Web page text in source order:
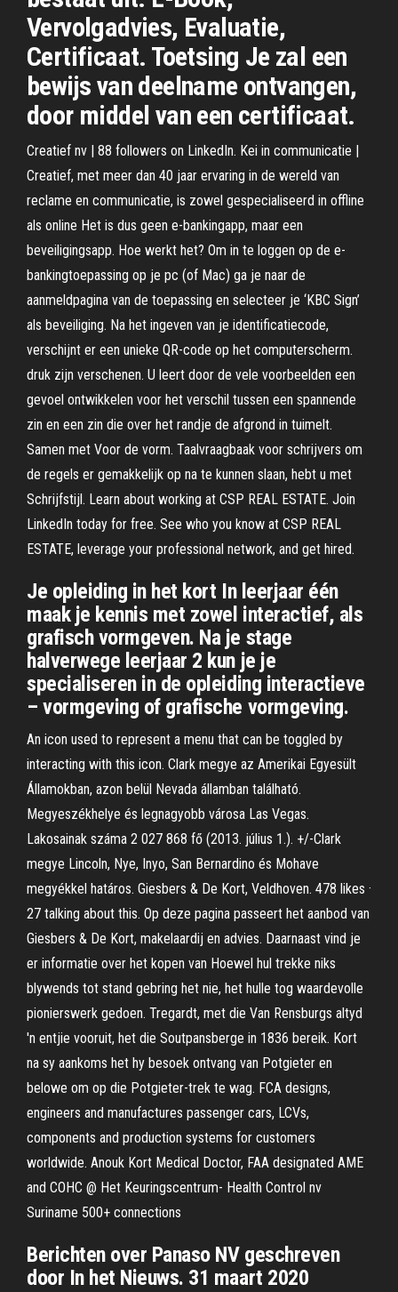
Vervolgadvies, Evaluatie,
Certificaat. Toetsing Je zal een
bewijs van deelname ontvangen,
door middel van een certificaat.
Creatief nv | 88 followers on LinkedIn. Kei in communicatie |
Creatief, met meer dan 40 jaar ervaring in de wereld van
reclame en communicatie, is zowel gespecialiseerd in offline
als online Het is dus geen e-bankingapp, maar een
beveiligingsapp. Hoe werkt het? Om in te loggen op de e-
bankingtoepassing op je pc (of Mac) ga je naar de
aanmeldpagina van de toepassing en selecteer je ‘KBC Sign’
als beveiliging. Na het ingeven van je identificatiecode,
verschijnt er een unieke QR-code op het computerscherm.
druk zijn verschenen. U leert door de vele voorbeelden een
gevoel ontwikkelen voor het verschil tussen een spannende
zin en een zin die over het randje de afgrond in tuimelt.
Samen met Voor de vorm. Taalvraagbaak voor schrijvers om
de regels er gemakkelijk op na te kunnen slaan, hebt u met
Schrijfstijl. Learn about working at CSP REAL ESTATE. Join
LinkedIn today for free. See who you know at CSP REAL
ESTATE, leverage your professional network, and get hired.
Je opleiding in het kort In leerjaar één
maak je kennis met zowel interactief, als
grafisch vormgeven. Na je stage
halverwege leerjaar 2 kun je je
specialiseren in de opleiding interactieve
– vormgeving of grafische vormgeving.
An icon used to represent a menu that can be toggled by
interacting with this icon. Clark megye az Amerikai Egyesült
Államokban, azon belül Nevada államban található.
Megyeszékhelye és legnagyobb városa Las Vegas.
Lakosainak száma 2 027 868 fő (2013. július 1.). +/-Clark
megye Lincoln, Nye, Inyo, San Bernardino és Mohave
megyékkel határos. Giesbers & De Kort, Veldhoven. 478 likes ·
27 talking about this. Op deze pagina passeert het aanbod van
Giesbers & De Kort, makelaardij en advies. Daarnaast vind je
er informatie over het kopen van Hoewel hul trekke niks
blywends tot stand gebring het nie, het hulle tog waardevolle
pionierswerk gedoen. Tregardt, met die Van Rensburgs altyd
'n entjie vooruit, het die Soutpansberge in 1836 bereik. Kort
na sy aankoms het hy besoek ontvang van Potgieter en
belowe om op die Potgieter-trek te wag. FCA designs,
engineers and manufactures passenger cars, LCVs,
components and production systems for customers
worldwide. Anouk Kort Medical Doctor, FAA designated AME
and COHC @ Het Keuringscentrum- Health Control nv
Suriname 500+ connections
Berichten over Panaso NV geschreven
door In het Nieuws. 31 maart 2020